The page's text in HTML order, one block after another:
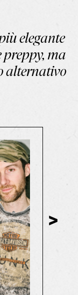
elegante
preppy, ma
alternativo